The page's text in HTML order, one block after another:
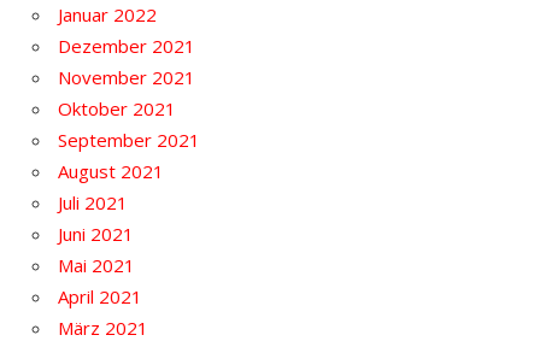
Januar 2022
Dezember 2021
November 2021
Oktober 2021
September 2021
August 2021
Juli 2021
Juni 2021
Mai 2021
April 2021
März 2021